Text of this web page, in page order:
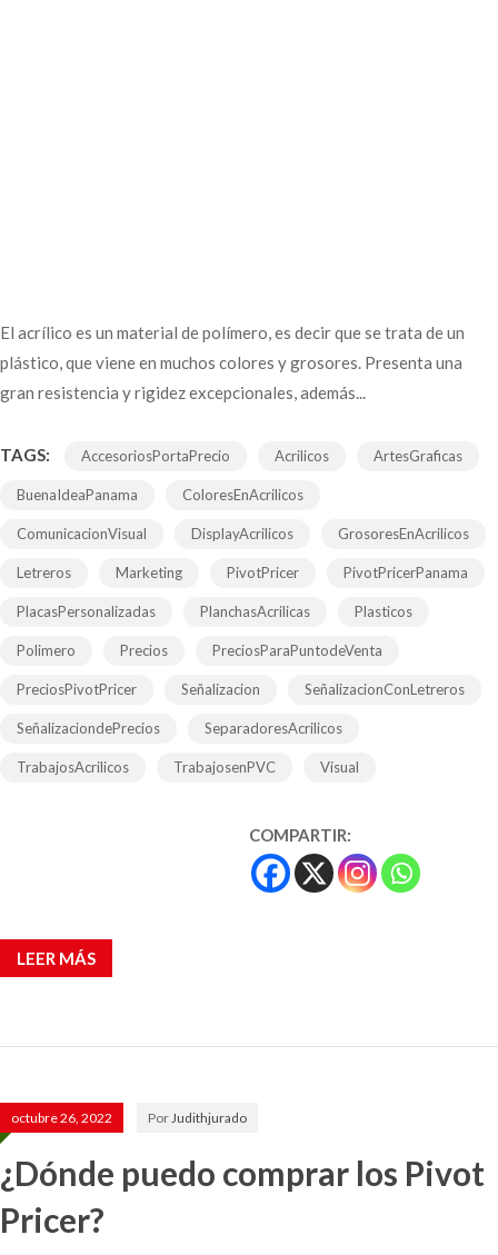
El acrílico es un material de polímero, es decir que se trata de un
plástico, que viene en muchos colores y grosores. Presenta una
gran resistencia y rigidez excepcionales, además...
TAGS: AccesoriosPortaPrecio Acrilicos ArtesGraficas
BuenaIdeaPanama ColoresEnAcrilicos
ComunicacionVisual DisplayAcrilicos GrosoresEnAcrilicos
Letreros Marketing PivotPricer PivotPricerPanama
PlacasPersonalizadas PlanchasAcrilicas Plasticos
Polimero Precios PreciosParaPuntodeVenta
PreciosPivotPricer Señalizacion SeñalizacionConLetreros
SeñalizaciondePrecios SeparadoresAcrilicos
TrabajosAcrilicos TrabajosenPVC Visual
COMPARTIR:
LEER MÁS
octubre 26, 2022 PorJudithjurado
¿Dónde puedo comprar los Pivot
Pricer?